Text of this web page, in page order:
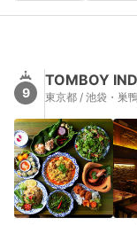
9
TOMBOY
東京都 / 池袋・巣